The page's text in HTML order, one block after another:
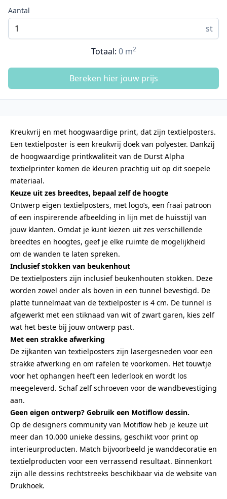
Aantal
st
Totaal: 0 m2
Bereken hier jouw prijs
Kreukvrij en met hoogwaardige print, dat zijn textielposters.
Een textielposter is een kreukvrij doek van polyester. Dankzij
de hoogwaardige printkwaliteit van de Durst Alpha
textielprinter komen de kleuren prachtig uit op dit soepele
materiaal.
Keuze uit zes breedtes, bepaal zelf de hoogte
Ontwerp eigen textielposters, met logo’s, een fraai patroon
of een inspirerende afbeelding in lijn met de huisstijl van
jouw klanten. Omdat je kunt kiezen uit zes verschillende
breedtes en hoogtes, geef je elke ruimte de mogelijkheid
om de wanden te laten spreken.
Inclusief stokken van beukenhout
De textielposters zijn inclusief beukenhouten stokken. Deze
worden zowel onder als boven in een tunnel bevestigd. De
platte tunnelmaat van de textielposter is 4 cm. De tunnel is
afgewerkt met een stiknaad van wit of zwart garen, kies zelf
wat het beste bij jouw ontwerp past.
Met een strakke afwerking
De zijkanten van textielposters zijn lasergesneden voor een
strakke afwerking en om rafelen te voorkomen. Het touwtje
voor het ophangen heeft een lederlook en wordt los
meegeleverd. Schaf zelf schroeven voor de wandbevestiging
aan.
Geen eigen ontwerp? Gebruik een Motiflow dessin.
Op de designers community van Motiflow heb je keuze uit
meer dan 10.000 unieke dessins, geschikt voor print op
interieurproducten. Match bijvoorbeeld je wanddecoratie en
textielproducten voor een verrassend resultaat. Binnenkort
zijn alle dessins rechtstreeks beschikbaar via de website van
Drukhoek.